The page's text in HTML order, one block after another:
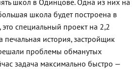
школ в Одинцове. Одна из них на
школа будет построена в
это специальный проект на 2,2
печальная история, застройщик
проблемы обманутых
задача максимально быстро —